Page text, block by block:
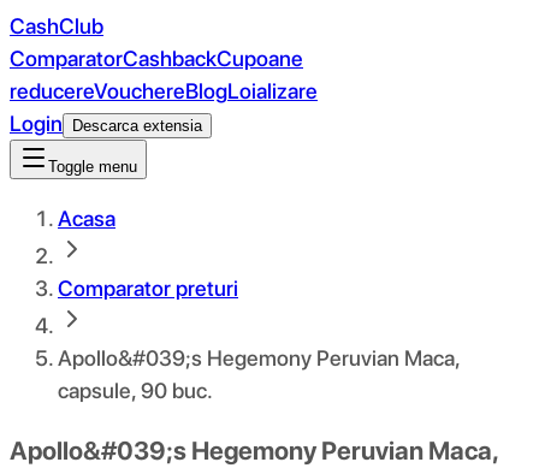
CashClub
ComparatorCashbackCupoane
reducereVouchereBlogLoializare
Login
Descarca extensia
Toggle menu
Acasa
Comparator preturi
Apollo&#039;s Hegemony Peruvian Maca,
capsule, 90 buc.
Apollo&#039;s Hegemony Peruvian Maca,